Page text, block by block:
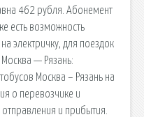
462 рубля. Абонемент
есть возможность
электричку, для поездок
— Рязань:
Москва – Рязань на
о перевозчике и
и прибытия.